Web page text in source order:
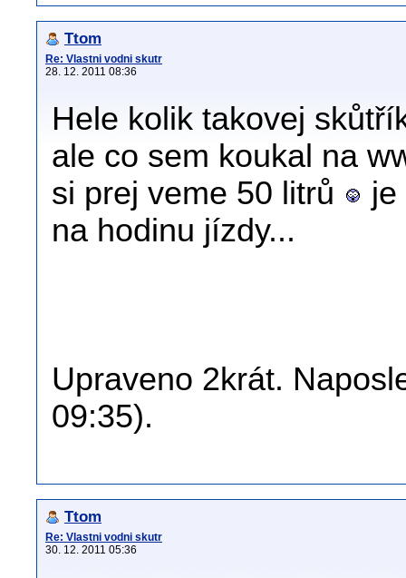
Ttom
Re: Vlastni vodni skutr
28. 12. 2011 08:36
Hele kolik takovej
ale co sem koukal na
si prej veme 50 litrů
je
na hodinu jízdy...
Upraveno 2krát.
09:35).
Ttom
Re: Vlastni vodni skutr
30. 12. 2011 05:36